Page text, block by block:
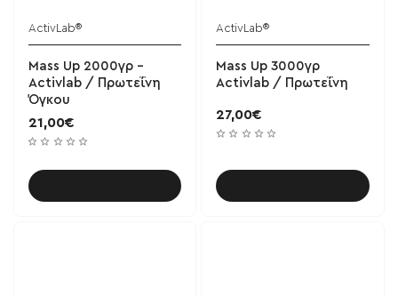
ActivLab®
Mass Up 2000γρ -
Activlab / Πρωτεΐνη
Όγκου
21,00€
ActivLab®
Mass Up 3000γρ
Activlab / Πρωτεΐνη
27,00€